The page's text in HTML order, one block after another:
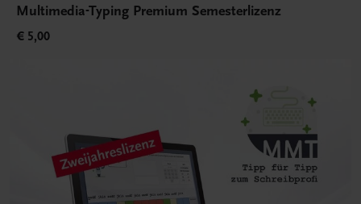
Multimedia-Typing Premium Semesterlizenz
€ 5,00